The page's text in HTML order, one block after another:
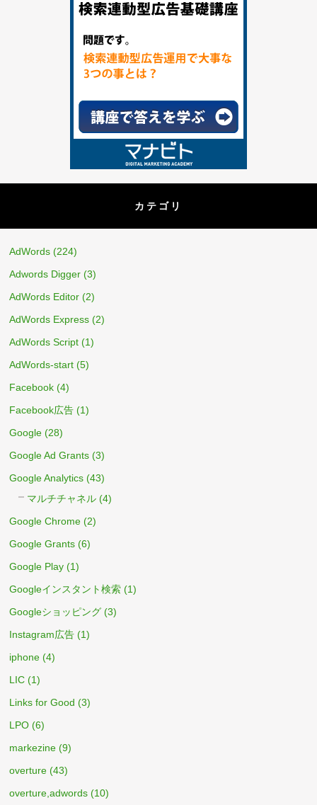
カテゴリ
AdWords (224)
Adwords Digger (3)
AdWords Editor (2)
AdWords Express (2)
AdWords Script (1)
AdWords-start (5)
Facebook (4)
Facebook広告 (1)
Google (28)
Google Ad Grants (3)
Google Analytics (43)
マルチチャネル (4)
Google Chrome (2)
Google Grants (6)
Google Play (1)
Googleインスタント検索 (1)
Googleショッピング (3)
Instagram広告 (1)
iphone (4)
LIC (1)
Links for Good (3)
LPO (6)
markezine (9)
overture (43)
overture,adwords (10)